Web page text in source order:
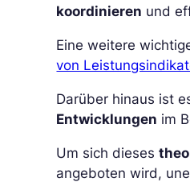
koordinieren und
Eine weitere
von
Darüber hinaus ist
Entwicklungen im
Um sich dieses
angeboten wird,